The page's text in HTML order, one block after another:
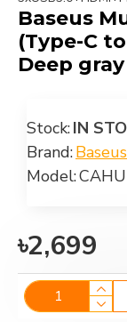
Baseus
(Type-C
Deep gray
Stock:IN
Brand:Baseus
Model:
৳2,699